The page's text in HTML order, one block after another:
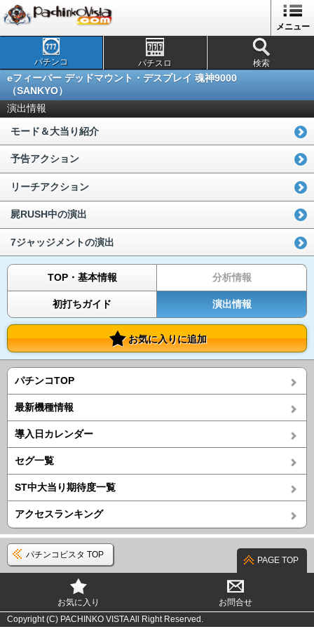
メニュー
パチンコ パチスロ 検索
eフィーバー デッドマウント・デスプレイ 魂神9000
（SANKYO）
演出情報
モード＆大当り紹介
予告アクション
リーチアクション
屍RUSH中の演出
7ジャッジメントの演出
TOP・基本情報 分析情報
初打ちガイド 演出情報
お気に入りに追加
パチンコTOP
最新機種情報
導入日カレンダー
セグ一覧
ST中大当り期待度一覧
アクセスランキング
パチンコビスタ TOP
PAGE TOP
お気に入り
お問合せ
Copyright (C) PACHINKO VISTA All Right Reserved.